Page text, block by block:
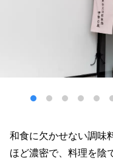
和食に欠かせない調味
ほど濃密で、料理を陰